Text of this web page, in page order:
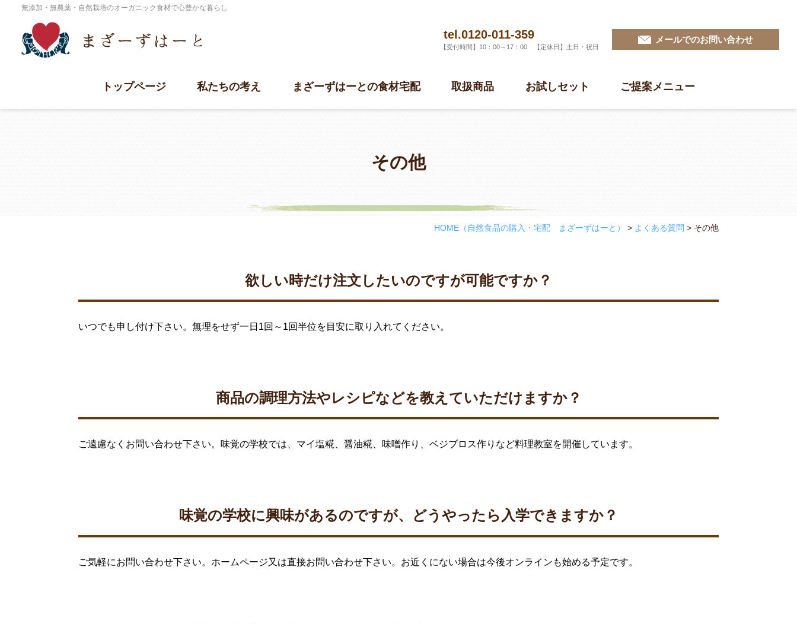
無添加・無農薬・自然栽培のオーガニック食材で心豊かな暮らし
tel.0120-011-359
【受付時間】10：00～17：00 【定休日】土日・祝日
メールでのお問い合わせ
トップページ 私たちの考え まざーずはーとの食材宅配 取扱商品 お試しセット ご提案メニュー
その他
HOME （自然食品の購入・宅配 まざーずはーと） > よくある質問 > その他
欲しい時だけ注文したいのですが可能ですか？
いつでも申し付け下さい。無理をせず一日1回～1回半位を目安に取り入れてください。
商品の調理方法やレシピなどを教えていただけますか？
ご遠慮なくお問い合わせ下さい。味覚の学校では、マイ塩糀、醤油糀、味噌作り、ベジブロス作りなど料理教室を開催しています。
味覚の学校に興味があるのですが、どうやったら入学できますか？
ご気軽にお問い合わせ下さい。ホームページ又は直接お問い合わせ下さい。お近くにない場合は今後オンラインも始める予定です。